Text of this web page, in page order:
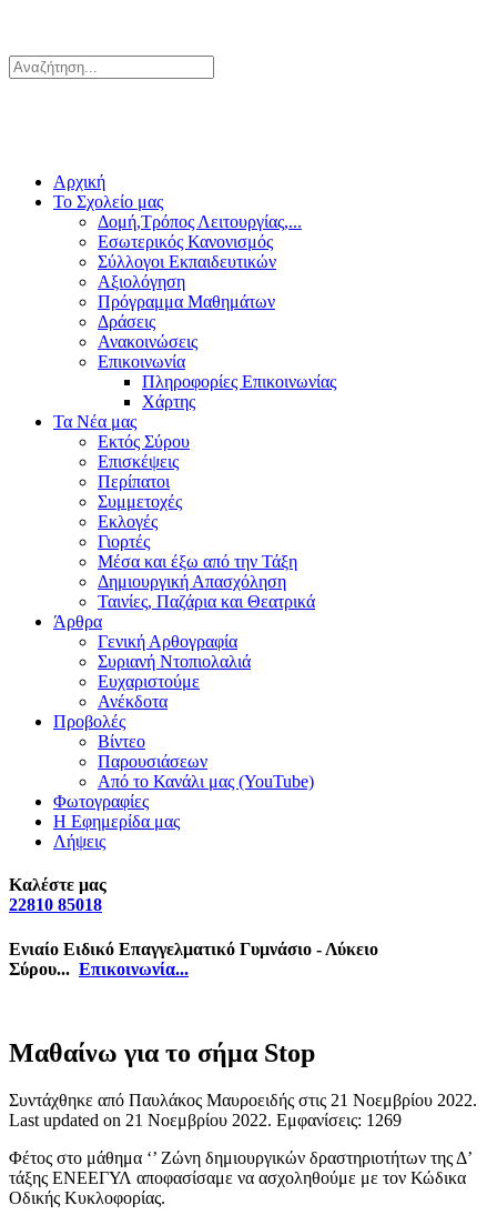
Αρχική
Το Σχολείο μας
Δομή,Τρόπος Λειτουργίας,...
Εσωτερικός Κανονισμός
Σύλλογοι Εκπαιδευτικών
Αξιολόγηση
Πρόγραμμα Μαθημάτων
Δράσεις
Ανακοινώσεις
Επικοινωνία
Πληροφορίες Επικοινωνίας
Χάρτης
Τα Νέα μας
Εκτός Σύρου
Επισκέψεις
Περίπατοι
Συμμετοχές
Εκλογές
Γιορτές
Μέσα και έξω από την Τάξη
Δημιουργική Απασχόληση
Ταινίες, Παζάρια και Θεατρικά
Άρθρα
Γενική Αρθογραφία
Συριανή Ντοπιολαλιά
Ευχαριστούμε
Ανέκδοτα
Προβολές
Βίντεο
Παρουσιάσεων
Από το Κανάλι μας (YouTube)
Φωτογραφίες
Η Εφημερίδα μας
Λήψεις
Καλέστε μας
22810 85018
Ενιαίο Ειδικό Επαγγελματικό Γυμνάσιο - Λύκειο
Σύρου... Επικοινωνία...
Μαθαίνω για το σήμα Stop
Συντάχθηκε από Παυλάκος Μαυροειδής στις 21 Νοεμβρίου 2022.
Last updated on 21 Νοεμβρίου 2022. Εμφανίσεις: 1269
Φέτος στο μάθημα ‘’ Ζώνη δημιουργικών δραστηριοτήτων της Δ’
τάξης ΕΝΕΕΓΥΛ αποφασίσαμε να ασχοληθούμε με τον Κώδικα
Οδικής Κυκλοφορίας.